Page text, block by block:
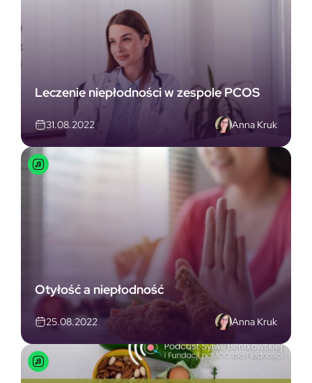
Leczenie niepłodności w zespole PCOS
31.08.2022 Anna Kruk
Otyłość a niepłodność
25.08.2022 Anna Kruk